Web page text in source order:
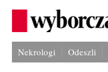
Nekrologi Odeszli